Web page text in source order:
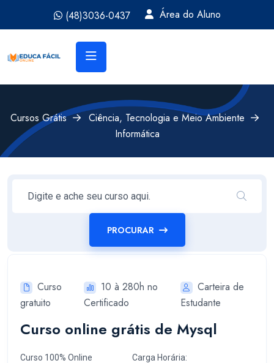
(48)3036-0437 Área do Aluno
Cursos Grátis
Ciência, Tecnologia e Meio Ambiente
Informática
PROCURAR
Curso
gratuito
10 à 280h no
Certificado
Carteira de
Estudante
Curso online grátis de Mysql
Curso 100% Online Carga Horária: